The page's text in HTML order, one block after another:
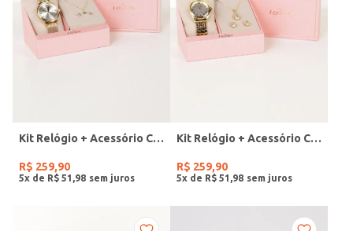
Kit Relógio + Acessório Condor Feminino DOURADO
R$ 259,90
5x de R$ 51 98
Kit Relógio + Acessório Condor Feminino DOURADO
R$ 259,90
5x de R$ 51 98